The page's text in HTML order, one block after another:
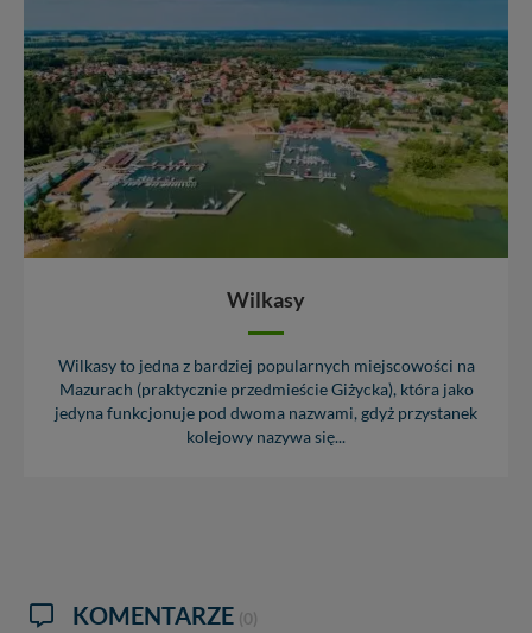
Wilkasy
Wilkasy to jedna z bardziej popularnych miejscowości na
Mazurach (praktycznie przedmieście Giżycka), która jako
jedyna funkcjonuje pod dwoma nazwami, gdyż przystanek
kolejowy nazywa się...
KOMENTARZE (0)